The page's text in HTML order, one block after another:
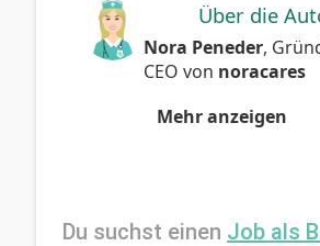
Über die
Nora Peneder,
CEO von noracares
Mehr anzeigen
Du suchst einen Job als